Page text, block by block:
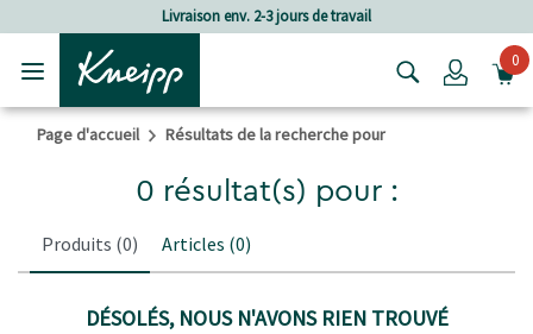
Passer au contenu principal
Passer au contenu du pied de page
Livraison env. 2-3 jours de travail
Login0
Page d'accueil Résultats de la recherche pour
0 résultat(s) pour :
Produits (0) Articles (0)
DÉSOLÉS, NOUS N'AVONS RIEN TROUVÉ